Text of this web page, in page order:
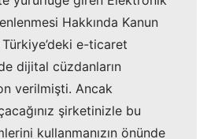
Hakkında Kanun
e-ticaret
dijital cüzdanların
verilmişti. Ancak
şirketinizle bu
kullanmanızın önünde